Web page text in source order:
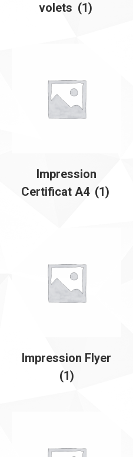
volets (1)
Impression
Certificat A4 (1)
Impression Flyer
(1)